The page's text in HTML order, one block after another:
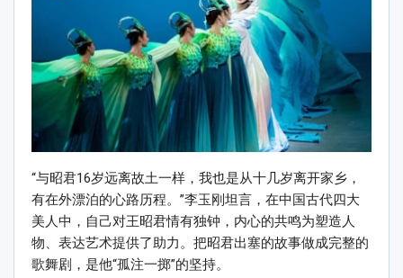
“与昭君16岁远离故土一样，我也是从十几岁离开家乡，
有在外漂泊的心路历程。”李玉刚坦言，在中国古代四大
美人中，自己对王昭君情有独钟，内心的共鸣为塑造人
物、表达艺术提供了助力。把昭君出塞的故事做成完整的
歌舞剧，是他“孤注一掷”的坚持。